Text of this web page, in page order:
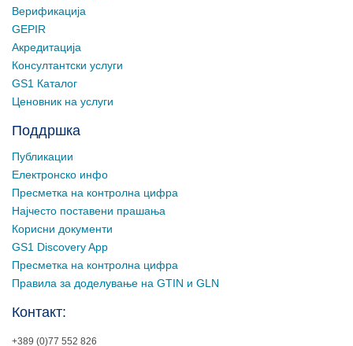
Верификација
GEPIR
Акредитација
Консултантски услуги
GS1 Каталог
Ценовник на услуги
Поддршка
Публикации
Електронско инфо
Пресметка на контролна цифра
Најчесто поставени прашања
Корисни документи
GS1 Discovery App
Пресметка на контролна цифра
Правила за доделување на GTIN и GLN
Контакт:
+389 (0)77 552 826